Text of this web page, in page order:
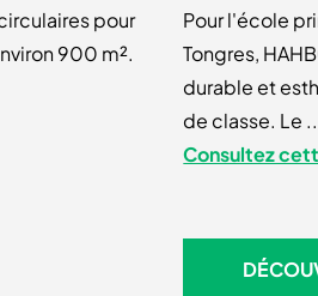
pour
900 m².
Pour l'école
Tongres,
durable et
de classe. Le
Consultez